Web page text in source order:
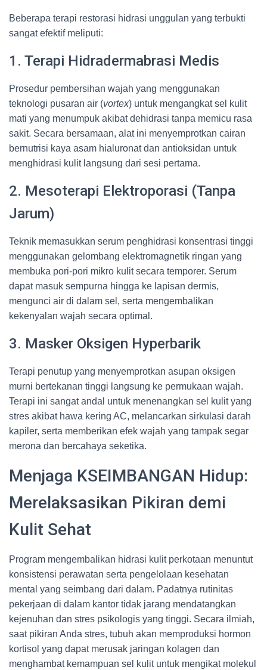
Beberapa terapi restorasi hidrasi unggulan yang terbukti
sangat efektif meliputi:
1. Terapi Hidradermabrasi Medis
Prosedur pembersihan wajah yang menggunakan
teknologi pusaran air (vortex) untuk mengangkat sel kulit
mati yang menumpuk akibat dehidrasi tanpa memicu rasa
sakit. Secara bersamaan, alat ini menyemprotkan cairan
bernutrisi kaya asam hialuronat dan antioksidan untuk
menghidrasi kulit langsung dari sesi pertama.
2. Mesoterapi Elektroporasi (Tanpa
Jarum)
Teknik memasukkan serum penghidrasi konsentrasi tinggi
menggunakan gelombang elektromagnetik ringan yang
membuka pori-pori mikro kulit secara temporer. Serum
dapat masuk sempurna hingga ke lapisan dermis,
mengunci air di dalam sel, serta mengembalikan
kekenyalan wajah secara optimal.
3. Masker Oksigen Hyperbarik
Terapi penutup yang menyemprotkan asupan oksigen
murni bertekanan tinggi langsung ke permukaan wajah.
Terapi ini sangat andal untuk menenangkan sel kulit yang
stres akibat hawa kering AC, melancarkan sirkulasi darah
kapiler, serta memberikan efek wajah yang tampak segar
merona dan bercahaya seketika.
Menjaga KSEIMBANGAN Hidup:
Merelaksasikan Pikiran demi
Kulit Sehat
Program mengembalikan hidrasi kulit perkotaan menuntut
konsistensi perawatan serta pengelolaan kesehatan
mental yang seimbang dari dalam. Padatnya rutinitas
pekerjaan di dalam kantor tidak jarang mendatangkan
kejenuhan dan stres psikologis yang tinggi. Secara ilmiah,
saat pikiran Anda stres, tubuh akan memproduksi hormon
kortisol yang dapat merusak jaringan kolagen dan
menghambat kemampuan sel kulit untuk mengikat molekul